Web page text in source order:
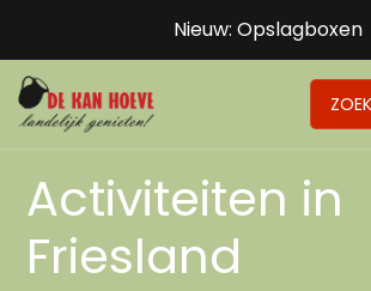
Nieuw: Opslagboxen
Activiteiten in
Friesland